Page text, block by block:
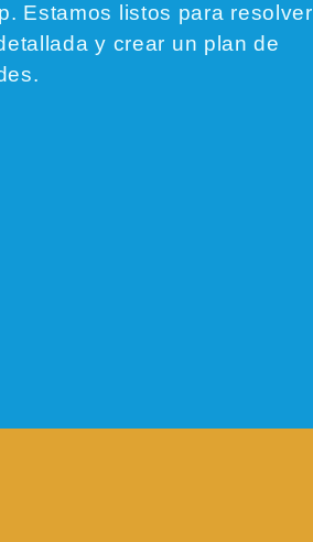
Estamos listos para resolver
y crear un plan de